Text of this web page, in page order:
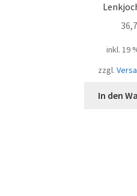
inkl. 19
zzgl.
In den